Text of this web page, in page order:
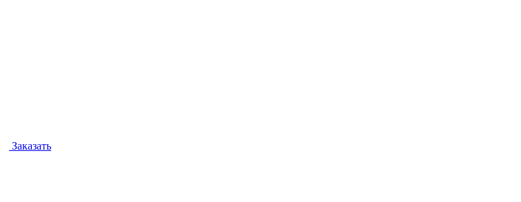
Заказать